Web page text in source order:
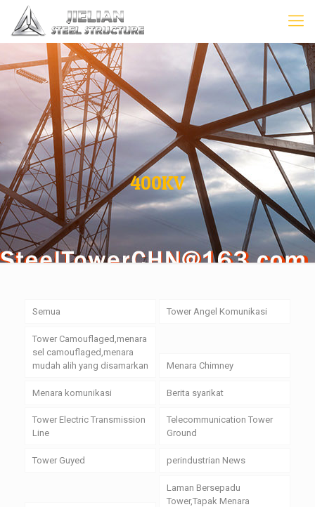
400KV
Semua Tower Angel Komunikasi
Tower Camouflaged,menara
sel camouflaged,menara
mudah alih yang disamarkan
Menara Chimney
Menara komunikasi Berita syarikat
Tower Electric Transmission
Line
Telecommunication Tower
Ground
Tower Guyed perindustrian News
Laman Bersepadu
Tower,Tapak Menara